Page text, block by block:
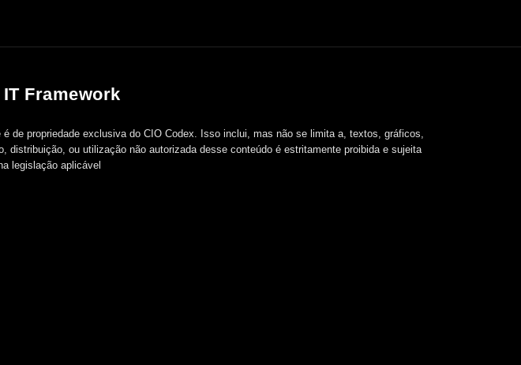
IT Framework
de propriedade exclusiva do CIO Codex. Isso inclui, mas não se limita a, textos, gráficos,
ou utilização não autorizada desse conteúdo é estritamente proibida e sujeita
legislação aplicável